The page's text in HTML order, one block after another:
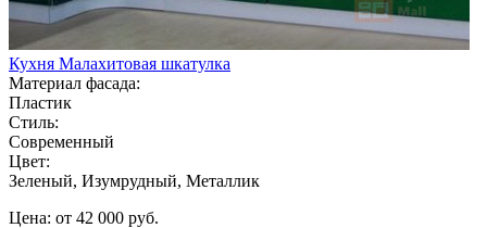
Кухня Малахитовая шкатулка
Материал фасада:
Пластик
Стиль:
Современный
Цвет:
Зеленый, Изумрудный, Металлик
Цена: от 42 000 руб.